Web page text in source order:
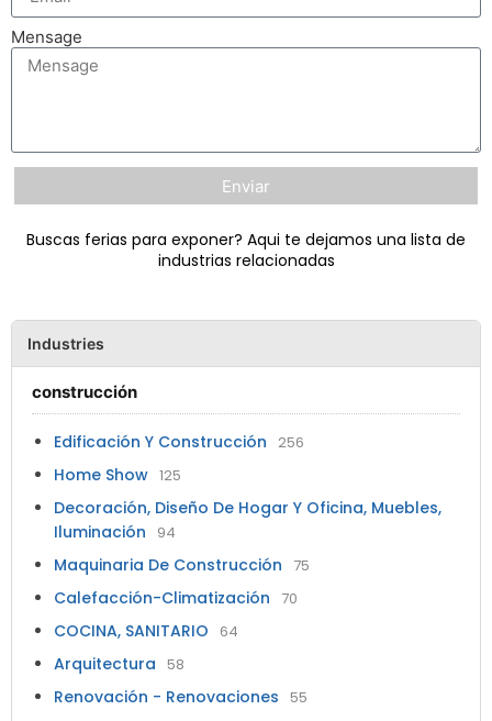
Mensage
Enviar
Buscas ferias para exponer? Aqui te dejamos una lista de
industrias relacionadas
Industries
construcción
Edificación Y Construcción 256
Home Show 125
Decoración, Diseño De Hogar Y Oficina, Muebles,
Iluminación
94
Maquinaria De Construcción 75
Calefacción-Climatización 70
COCINA, SANITARIO 64
Arquitectura 58
Renovación - Renovaciones 55